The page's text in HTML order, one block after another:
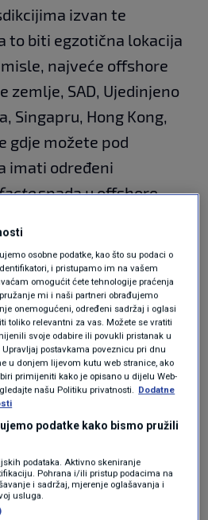
izvan te
to biti egzotična lokacija
najveće offshore
zemlje, SAD, Ujedinjeno
Singapru, Hong Kong,
gdje možete pod
imati određeni
spada u offshore
nema ničeg ilegalnog,
Jedan dio je po mom
orapvdana, ljudi iz
zadržati diskreciju, u
imate situaciju da
tvrtke dostupna svima",
otvaraju offshore
nazivaju poreznim
da je to kolokvijalan
osobne podatke, kao što su podaci o
i pristupamo im na vašem
omogućit ćete tehnologije praćenja
mi i naši partneri obrađujemo
onemogućeni, određeni sadržaj i oglasi
toliko relevantni za vas. Možete se vratiti
svoje odabire ili povukli pristanak u
postavkama poveznicu pri dnu
u donjem lijevom kutu web stranice, ako
primijeniti kako je opisano u dijelu Web-
našu Politiku privatnosti. Dodatne
podatke kako bismo pružili
podataka. Aktivno skeniranje
Pohrana i/ili pristup podacima na
i sadržaj, mjerenje oglašavanja i
usluga.